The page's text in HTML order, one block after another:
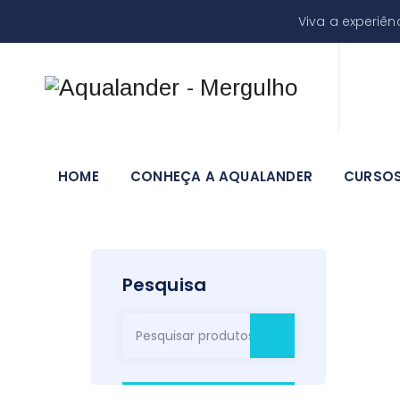
Viva a
HOME CONHEÇA A AQUALANDER
Pesquisa
Pesquisar